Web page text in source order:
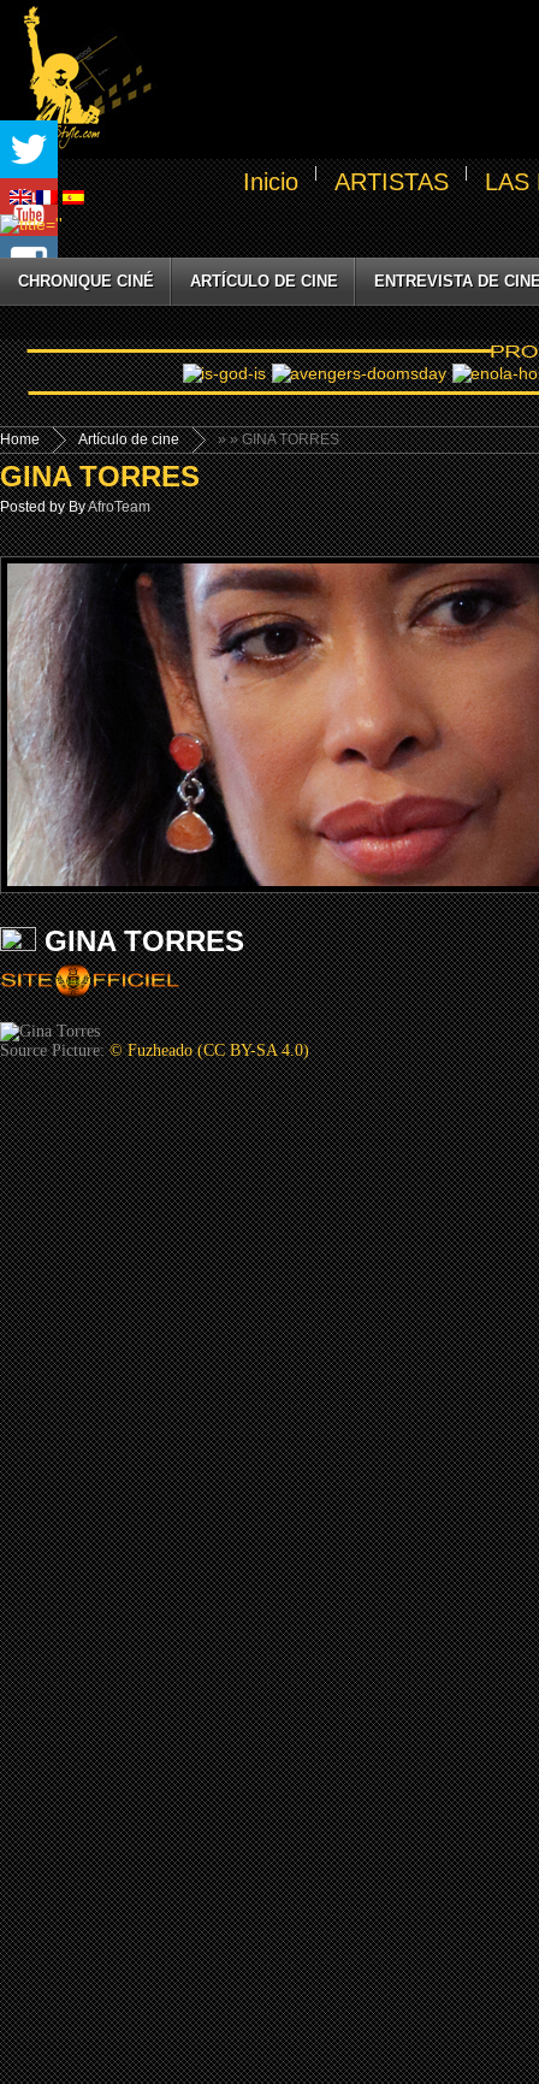
Inicio ARTISTAS LAS
CHRONIQUE CINÉ ARTÍCULO DE CINE ENTREVISTA DE
Home »
Artículo de cine » GINA TORRES
GINA TORRES
Posted by ByAfroTeam
GINA TORRES
Source Picture:© Fuzheado (CC BY-SA 4.0)